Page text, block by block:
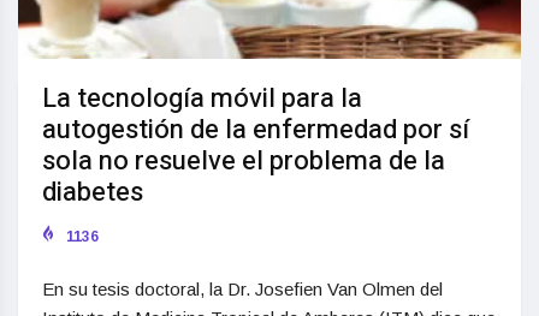
La tecnología móvil para la
autogestión de la enfermedad por sí
sola no resuelve el problema de la
diabetes
1136
En su tesis doctoral, la Dr. Josefien Van Olmen del